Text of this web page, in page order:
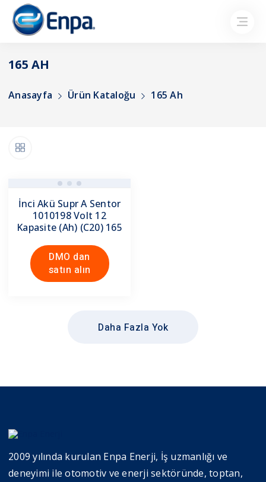
165 AH
Anasayfa Ürün Kataloğu 165 Ah
İnci Akü Supr A Sentor
1010198 Volt 12
Kapasite (Ah) (C20) 165
DMO dan
satın alın
Daha Fazla Yok
2009 yılında kurulan Enpa Enerji, İş uzmanlığı ve
deneyimi ile otomotiv ve enerji sektöründe, toptan,